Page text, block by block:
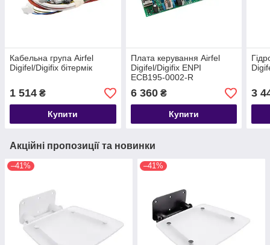
Кабельна група Airfel
Digifel/Digifix бітермік
1 514 ₴
Купити
Плата керування Airfel
Digifel/Digifix ENPI
ECB195-0002-R
6 360₴
Купити
3
Акційні пропозиції та новинки
–41% –41%